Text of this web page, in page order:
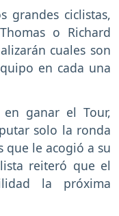
grandes ciclistas,
o Richard
cuales son
en cada una
ganar el Tour,
solo la ronda
que le acogió a su
reiteró que el
la próxima